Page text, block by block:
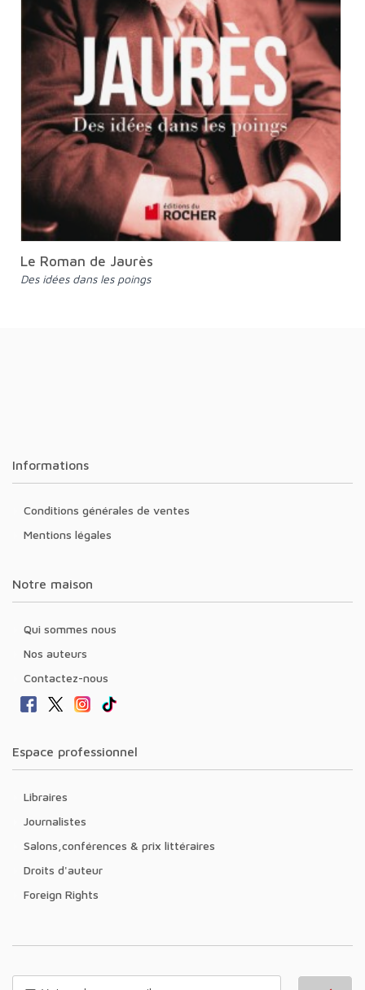
Le Roman de Jaurès
Des idées dans les poings
Informations
Conditions générales de ventes
Mentions légales
Notre maison
Qui sommes nous
Nos auteurs
Contactez-nous
Espace professionnel
Libraires
Journalistes
Salons,conférences & prix littéraires
Droits d'auteur
Foreign Rights